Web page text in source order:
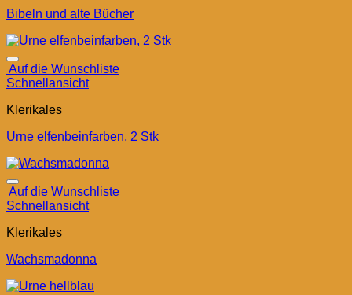
Bibeln und alte Bücher
Auf die Wunschliste
Schnellansicht
Klerikales
Urne elfenbeinfarben, 2 Stk
Auf die Wunschliste
Schnellansicht
Klerikales
Wachsmadonna